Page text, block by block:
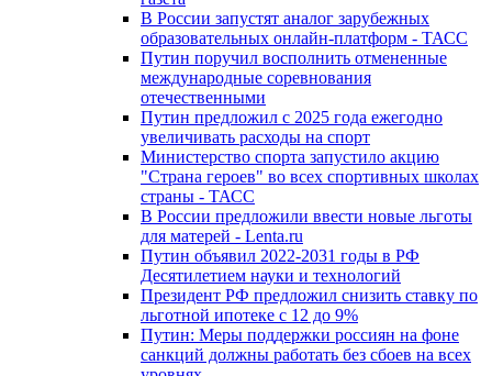
В России запустят аналог зарубежных
образовательных онлайн-платформ - ТАСС
Путин поручил восполнить отмененные
международные соревнования
отечественными
Путин предложил с 2025 года ежегодно
увеличивать расходы на спорт
Министерство спорта запустило акцию
"Страна героев" во всех спортивных школах
страны - ТАСС
В России предложили ввести новые льготы
для матерей - Lenta.ru
Путин объявил 2022-2031 годы в РФ
Десятилетием науки и технологий
Президент РФ предложил снизить ставку по
льготной ипотеке с 12 до 9%
Путин: Меры поддержки россиян на фоне
санкций должны работать без сбоев на всех